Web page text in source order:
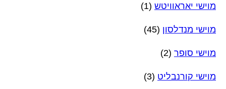
מוישי יאראוויטש (1)
מוישי מנדלסון (45)
מוישי סופר (2)
מוישי קורנבליט (3)